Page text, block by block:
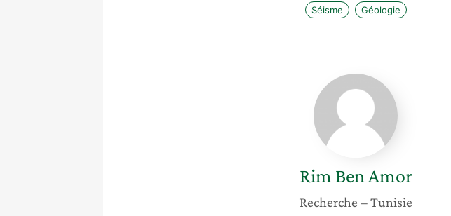
Séisme Géologie
Rim
Ben
Amor
Rim Ben Amor
Recherche – Tunisie